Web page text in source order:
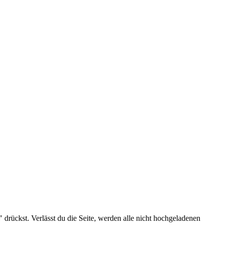
Verlässt du die Seite, werden alle nicht hochgeladenen